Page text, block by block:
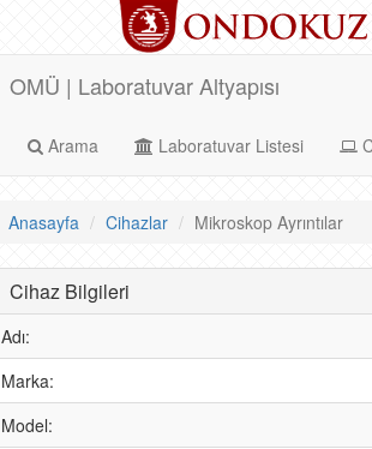
OMÜ | Laboratuvar Altyapısı
Arama Laboratuvar Listesi
Anasayfa Cihazlar Mikroskop Ayrıntılar
Cihaz Bilgileri
Adı:
Marka:
Model: